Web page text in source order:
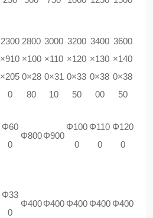
2300
×910
×205
0
2800
×100
0×28
80
3000
×110
0×31
10
3200
×120
0×33
50
3400
×130
0×38
00
3600
×140
0×38
50
Φ60
0
Φ800Φ900
Φ100
0
Φ110
0
Φ120
0
Φ33
0
Φ400Φ400 Φ400 Φ400 Φ400